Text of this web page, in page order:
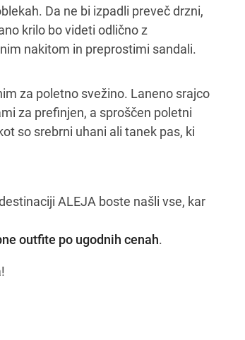
Da ne bi izpadli preveč drzni,
krilo bo videti odlično z
nakitom in preprostimi sandali.
za poletno svežino. Laneno srajco
za prefinjen, a sproščen poletni
so srebrni uhani ali tanek pas, ki
ALEJA boste našli vse, kar
outfite po ugodnih cenah.